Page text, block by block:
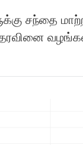
சந்தை